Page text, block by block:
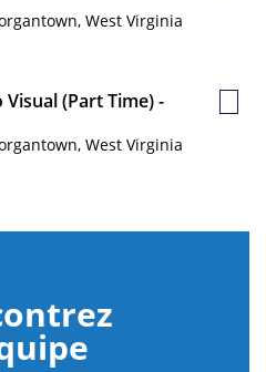
West Virginia
(Part Time) -
West Virginia